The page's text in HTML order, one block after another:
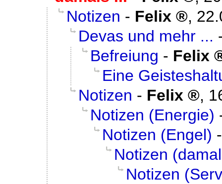
Notizen - Felix ,
Devas und mehr ...
Befreiung - Felix
Eine
Notizen - Felix ,
Notizen (Energie)
Notizen (Engel)
Notizen
Notizen